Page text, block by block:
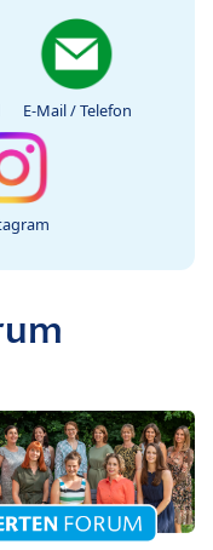
E-Mail / Telefon